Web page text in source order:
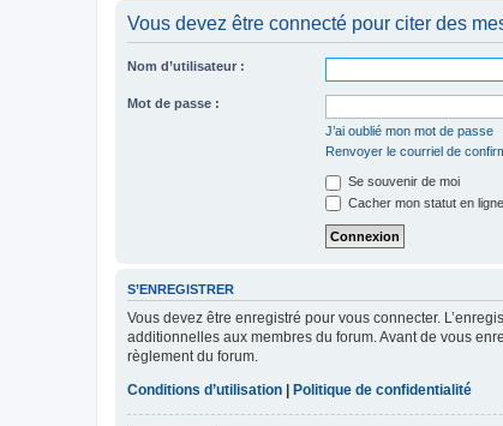
Vous devez être connecté pour citer des
Nom d’utilisateur :
Mot de passe :
J’ai oublié mon mot de passe
Renvoyer le courriel de
Se souvenir de moi
Cacher mon statut en
S’ENREGISTRER
Vous devez être enregistré pour vous connecter.
additionnelles aux membres du forum. Avant de vous
règlement du forum.
Conditions d’utilisation | Politique de confidentialité